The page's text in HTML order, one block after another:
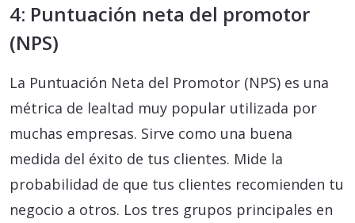
4: Puntuación neta del promotor
(NPS)
La Puntuación Neta del Promotor (NPS) es una
métrica de lealtad muy popular utilizada por
muchas empresas. Sirve como una buena
medida del éxito de tus clientes. Mide la
probabilidad de que tus clientes recomienden tu
negocio a otros. Los tres grupos principales en